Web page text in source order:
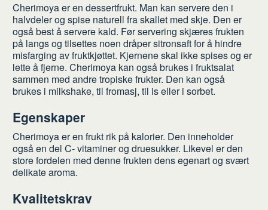
Cherimoya er en dessertfrukt. Man kan servere den i
halvdeler og spise naturell fra skallet med skje. Den er
også best å servere kald. Før servering skjæres frukten
på langs og tilsettes noen dråper sitronsaft for å hindre
misfarging av fruktkjøttet. Kjernene skal ikke spises og er
lette å fjerne. Cherimoya kan også brukes i fruktsalat
sammen med andre tropiske frukter. Den kan også
brukes i milkshake, til fromasj, til is eller i sorbet.
Egenskaper
Cherimoya er en frukt rik på kalorier. Den inneholder
også en del C- vitaminer og druesukker. Likevel er den
store fordelen med denne frukten dens egenart og svært
delikate aroma.
Kvalitetskrav